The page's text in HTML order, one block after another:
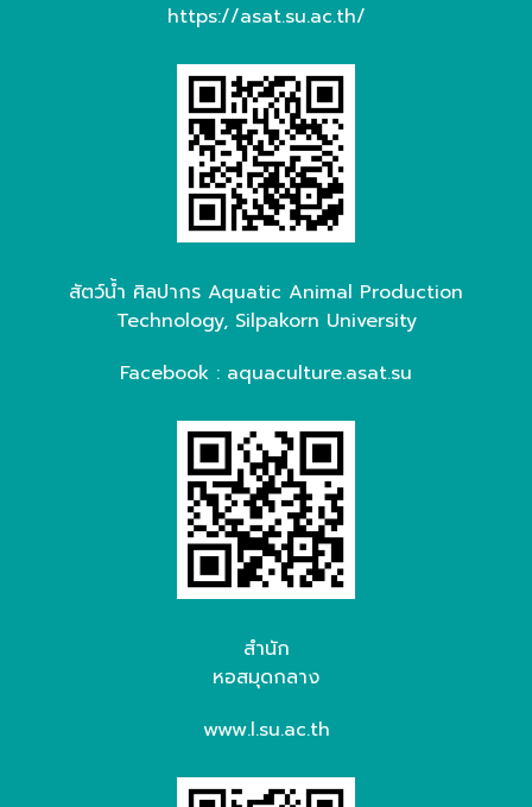
https://asat.su.ac.th/
สัตว์น้ำ ศิลปากร Aquatic Animal Production
Technology, Silpakorn University
Facebook : aquaculture.asat.su
สำนัก
หอสมุดกลาง
www.l.su.ac.th